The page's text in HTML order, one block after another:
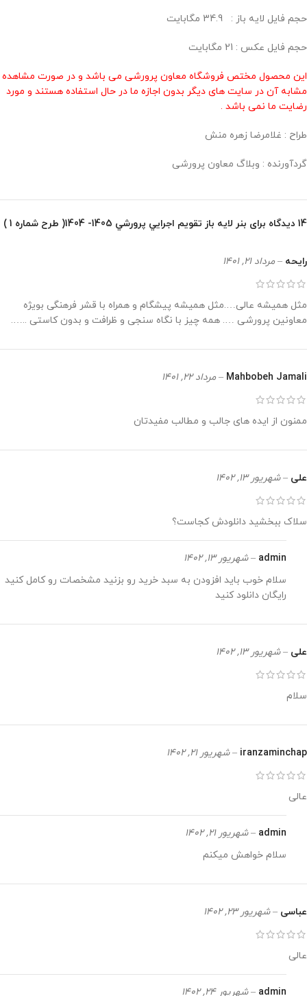
حجم فايل لايه باز : 34.9 مگابايت
حجم فايل عكس : 21 مگابايت
این محصول مختص فروشگاه معاون پرورشی می باشد و در صورت مشاهده
مشابه آن در سایت های دیگر بدون اجازه ما در حال استفاده هستند و مورد
رضایت ما نمی باشد .
طراح : غلامرضا زهره منش
گردآورنده : وبلاگ معاون پرورشی
14 دیدگاه برای بنر لايه باز تقويم اجرايي پرورشي 1405- 1404( طرح شماره 1 )
رایحه – مرداد 21, 1401
مثل همیشه عالی….مثل همیشه پیشگام و همراه با قشر فرهنگی بویژه
معاونین پرورشی …. همه چیز با نگاه سنجی و ظرافت و بدون کاستی ..‌‌‌‌‌….
Mahbobeh Jamali
– مرداد 22, 1401
ممنون از ایده های جالب و مطالب مفیدتان
علی – شهریور 13, 1402
سلاک ببخشید دانلودش کجاست؟
admin
– شهریور 13, 1402
سلام خوب باید افزودن به سبد خرید رو بزنید مشخصات رو کامل کنید
رایگان دانلود کنید
علی – شهریور 13, 1402
سلام
iranzaminchap
– شهریور 21, 1402
عالی
admin
– شهریور 21, 1402
سلام خواهش میکنم
عباسی – شهریور 23, 1402
عالی
admin
– شهریور 24, 1402